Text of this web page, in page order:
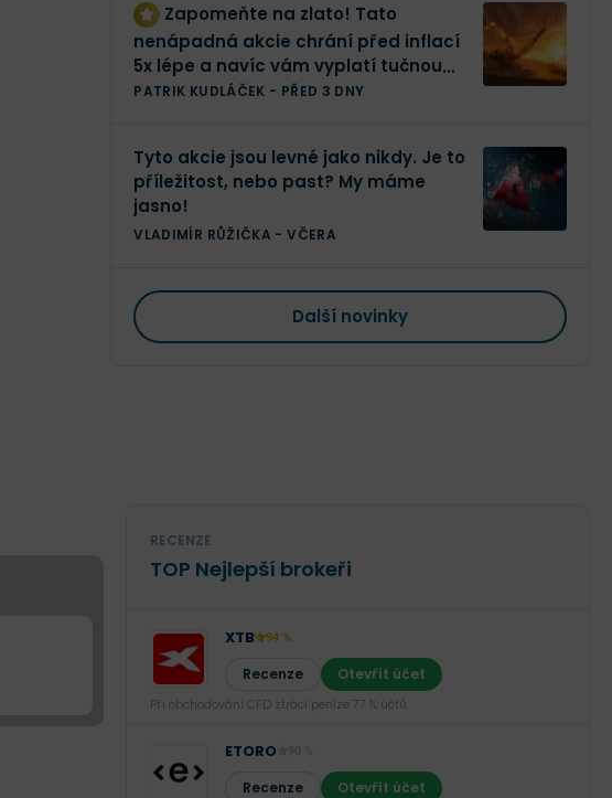
Zapomeňte na zlato! Tato
nenápadná akcie chrání před inflací
5x lépe a navíc vám vyplatí tučnou
dividendu
PATRIK KUDLÁČEK - PŘED 3 DNY
Tyto akcie jsou levné jako nikdy. Je to
příležitost, nebo past? My máme
jasno!
VLADIMÍR RŮŽIČKA -VČERA
Další novinky
RECENZE
TOP Nejlepší brokeři
XTB 94 %
Recenze Otevřít účet
Při obchodování CFD ztrácí peníze 77 % účtů.
ETORO
Recenze Otevřít účet